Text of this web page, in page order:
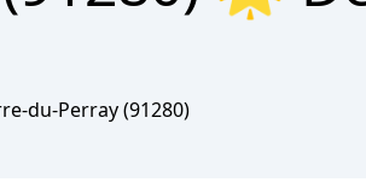
du-Perray(91280)